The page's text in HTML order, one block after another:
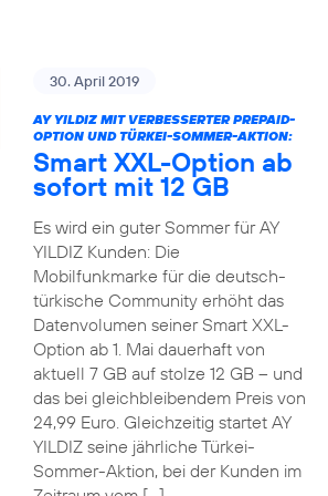
30. April 2019
AY YILDIZ MIT VERBESSERTER PREPAID-
OPTION UND TÜRKEI-SOMMER-AKTION:
Smart XXL-Option ab
sofort mit 12 GB
Es wird ein guter Sommer für AY
YILDIZ Kunden: Die
Mobilfunkmarke für die deutsch-
türkische Community erhöht das
Datenvolumen seiner Smart XXL-
Option ab 1. Mai dauerhaft von
aktuell 7 GB auf stolze 12 GB – und
das bei gleichbleibendem Preis von
24,99 Euro. Gleichzeitig startet AY
YILDIZ seine jährliche Türkei-
Sommer-Aktion, bei der Kunden im